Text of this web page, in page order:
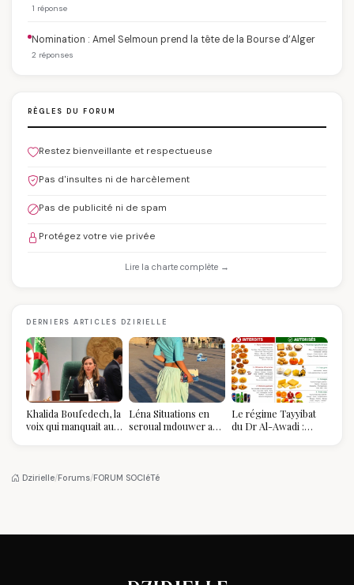
1 réponse
Nomination : Amel Selmoun prend la tête de la Bourse d’Alger
2 réponses
RÈGLES DU FORUM
Restez bienveillante et respectueuse
Pas d'insultes ni de harcèlement
Pas de publicité ni de spam
Protégez votre vie privée
Lire la charte complète →
DERNIERS ARTICLES DZIRIELLE
Khalida Boufedech, la
voix qui manquait au
Léna Situations en
seroual mdouwer au
pièce mode de l'été
Le régime Tayyibat
du Dr Al-Awadi :
Dzirielle/Forums/FORUM SOCIéTé